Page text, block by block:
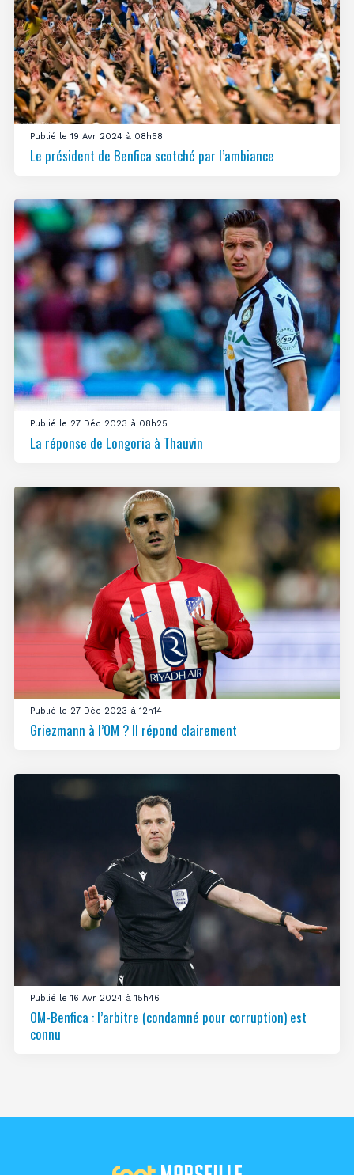
Publié le 19 Avr 2024 à 08h58
Le président de Benfica scotché par l’ambiance
Publié le 27 Déc 2023 à 08h25
La réponse de Longoria à Thauvin
Publié le 27 Déc 2023 à 12h14
Griezmann à l’OM ? Il répond clairement
Publié le 16 Avr 2024 à 15h46
OM-Benfica : l’arbitre (condamné pour corruption) est
connu